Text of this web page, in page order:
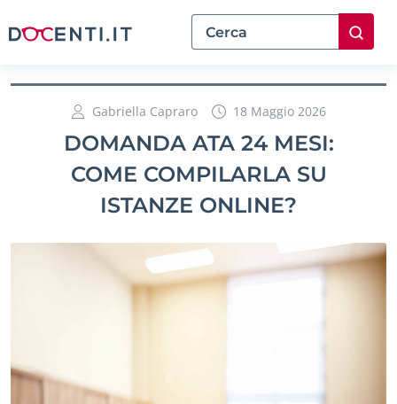
Gabriella Capraro 18 Maggio 2026
DOMANDA ATA 24 MESI:
COME COMPILARLA SU
ISTANZE ONLINE?